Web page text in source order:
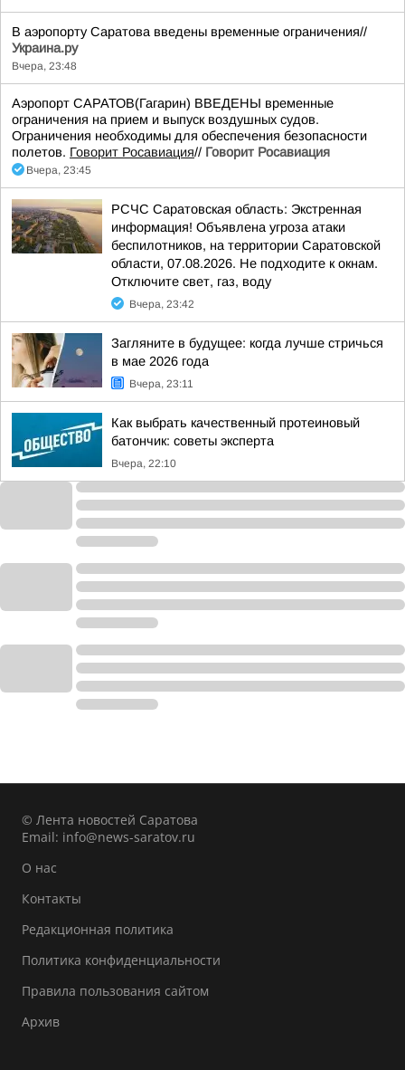
В аэропорту Саратова введены временные ограничения//
Украина.ру
Вчера, 23:48
Аэропорт САРАТОВ(Гагарин) ВВЕДЕНЫ временные
ограничения на прием и выпуск воздушных судов.
Ограничения необходимы для обеспечения безопасности
полетов. Говорит Росавиация// Говорит Росавиация
Вчера, 23:45
РСЧС Саратовская область: Экстренная
информация! Объявлена угроза атаки
беспилотников, на территории Саратовской
области, 07.08.2026. Не подходите к окнам.
Отключите свет, газ, воду
Вчера, 23:42
Загляните в будущее: когда лучше стричься
в мае 2026 года
Вчера, 23:11
Как выбрать качественный протеиновый
батончик: советы эксперта
Вчера, 22:10
© Лента новостей Саратова
Email: info@news-saratov.ru
О нас
Контакты
Редакционная политика
Политика конфиденциальности
Правила пользования сайтом
Архив